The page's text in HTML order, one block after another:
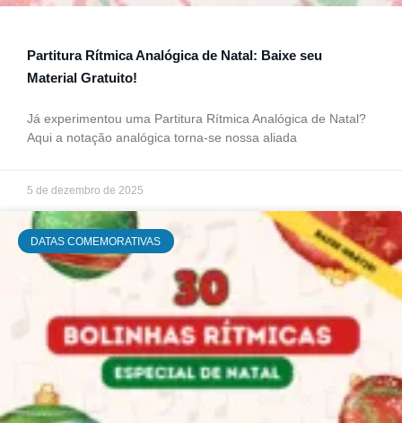
Partitura Rítmica Analógica de Natal: Baixe seu
Material Gratuito!
Já experimentou uma Partitura Rítmica Analógica de Natal?
Aqui a notação analógica torna-se nossa aliada
5 de dezembro de 2025
DATAS COMEMORATIVAS